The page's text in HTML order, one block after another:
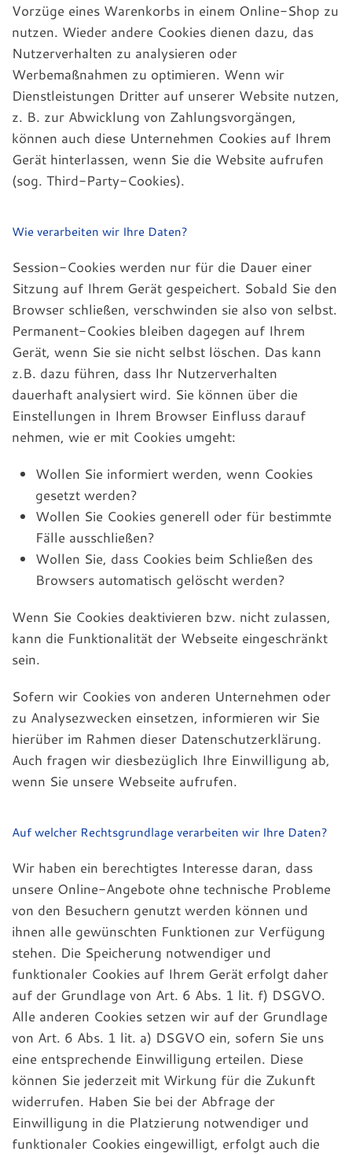
Vorzüge eines Warenkorbs in einem Online-Shop zu
nutzen. Wieder andere Cookies dienen dazu, das
Nutzerverhalten zu analysieren oder
Werbemaßnahmen zu optimieren. Wenn wir
Dienstleistungen Dritter auf unserer Website nutzen,
z. B. zur Abwicklung von Zahlungsvorgängen,
können auch diese Unternehmen Cookies auf Ihrem
Gerät hinterlassen, wenn Sie die Website aufrufen
(sog. Third-Party-Cookies).
Wie verarbeiten wir Ihre Daten?
Session-Cookies werden nur für die Dauer einer
Sitzung auf Ihrem Gerät gespeichert. Sobald Sie den
Browser schließen, verschwinden sie also von selbst.
Permanent-Cookies bleiben dagegen auf Ihrem
Gerät, wenn Sie sie nicht selbst löschen. Das kann
z.B. dazu führen, dass Ihr Nutzerverhalten
dauerhaft analysiert wird. Sie können über die
Einstellungen in Ihrem Browser Einfluss darauf
nehmen, wie er mit Cookies umgeht:
Wollen Sie informiert werden, wenn Cookies
gesetzt werden?
Wollen Sie Cookies generell oder für bestimmte
Fälle ausschließen?
Wollen Sie, dass Cookies beim Schließen des
Browsers automatisch gelöscht werden?
Wenn Sie Cookies deaktivieren bzw. nicht zulassen,
kann die Funktionalität der Webseite eingeschränkt
sein.
Sofern wir Cookies von anderen Unternehmen oder
zu Analysezwecken einsetzen, informieren wir Sie
hierüber im Rahmen dieser Datenschutzerklärung.
Auch fragen wir diesbezüglich Ihre Einwilligung ab,
wenn Sie unsere Webseite aufrufen.
Auf welcher Rechtsgrundlage verarbeiten wir Ihre Daten?
Wir haben ein berechtigtes Interesse daran, dass
unsere Online-Angebote ohne technische Probleme
von den Besuchern genutzt werden können und
ihnen alle gewünschten Funktionen zur Verfügung
stehen. Die Speicherung notwendiger und
funktionaler Cookies auf Ihrem Gerät erfolgt daher
auf der Grundlage von Art. 6 Abs. 1 lit. f) DSGVO.
Alle anderen Cookies setzen wir auf der Grundlage
von Art. 6 Abs. 1 lit. a) DSGVO ein, sofern Sie uns
eine entsprechende Einwilligung erteilen. Diese
können Sie jederzeit mit Wirkung für die Zukunft
widerrufen. Haben Sie bei der Abfrage der
Einwilligung in die Platzierung notwendiger und
funktionaler Cookies eingewilligt, erfolgt auch die